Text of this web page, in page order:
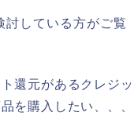
討している方がご覧
還元があるクレジッ
を購入したい、、、